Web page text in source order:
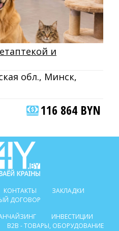
и
обл., Минск,
116 864 BYN
КОНТАКТЫ
ЗАКЛАДКИ
ДОГОВОР
ИНВЕСТИЦИИ
B2B - ТОВАРЫ, ОБОРУДОВАНИЕ